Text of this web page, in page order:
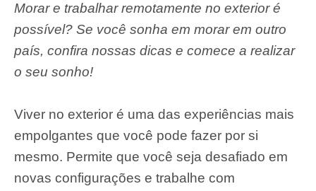
Morar e trabalhar remotamente no exterior é
possível? Se você sonha em morar em outro
país, confira nossas dicas e comece a realizar
o seu sonho!
Viver no exterior é uma das experiências mais
empolgantes que você pode fazer por si
mesmo. Permite que você seja desafiado em
novas configurações e trabalhe com